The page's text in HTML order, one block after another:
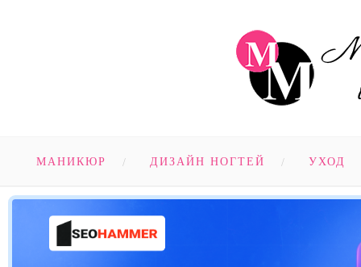
МАНИКЮР ДИЗАЙН НОГТЕЙ УХОД